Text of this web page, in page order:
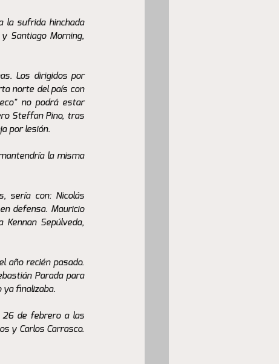
la sufrida hinchada
Santiago Morning,
Los dirigidos por
norte del país con
no podrá estar
Steffan Pino, tras
por lesión.
la misma
sería con: Nicolás
defensa. Mauricio
Sepúlveda,
año recién pasado.
Parada para
ya finalizaba.
26 de febrero a las
y Carlos Carrasco.